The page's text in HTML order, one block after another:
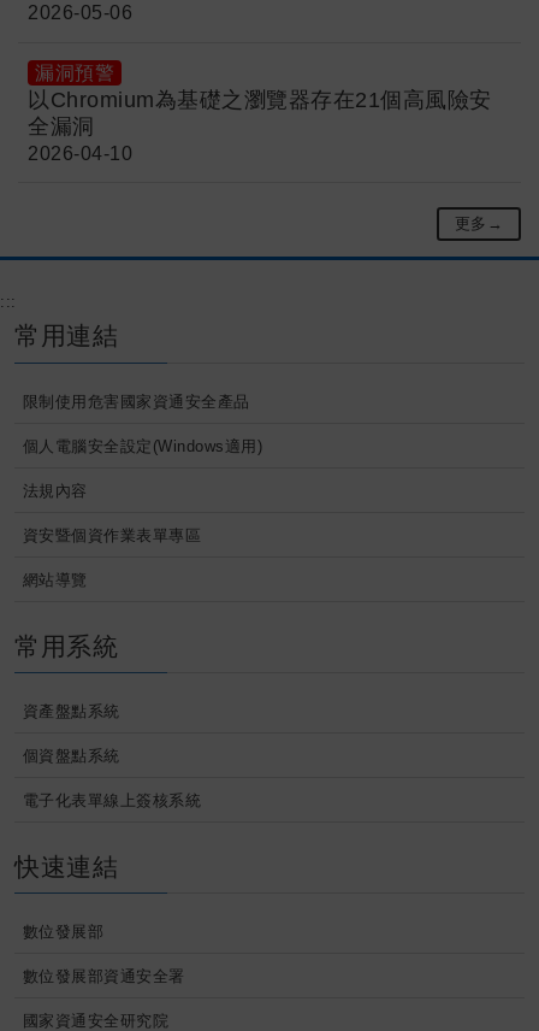
2026-05-06
漏洞預警
以Chromium為基礎之瀏覽器存在21個高風險安
全漏洞
2026-04-10
更多→
:::
常用連結
限制使用危害國家資通安全產品
個人電腦安全設定(Windows適用)
法規內容
資安暨個資作業表單專區
網站導覽
常用系統
資產盤點系統
個資盤點系統
電子化表單線上簽核系統
快速連結
數位發展部
數位發展部資通安全署
國家資通安全研究院